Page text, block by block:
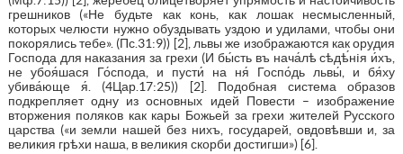
грешников («Не будьте как конь, как лошак несмысленный,
которых челюсти нужно обуздывать уздою и удилами, чтобы они
покорялись тебе». (Пс.31:9)) [2], львы же изображаются как орудия
Господа для наказания за грехи (И бы́сть въ нача́лѣ сѣдѣ́нiя и́хъ,
не убоя́шася Го́спода, и пусти́ на ня́ Госпо́дь львы́, и бя́ху
убива́юще я́. (4Цар.17:25)) [2]. Подобная система образов
подкрепляет одну из основных идей Повести – изображение
вторжения поляков как кары Божьей за грехи жителей Русского
царства («и земли нашей без нихъ, государей, овдовѣвши и, за
великия грѣхи наша, в великия скорби достигши») [6].